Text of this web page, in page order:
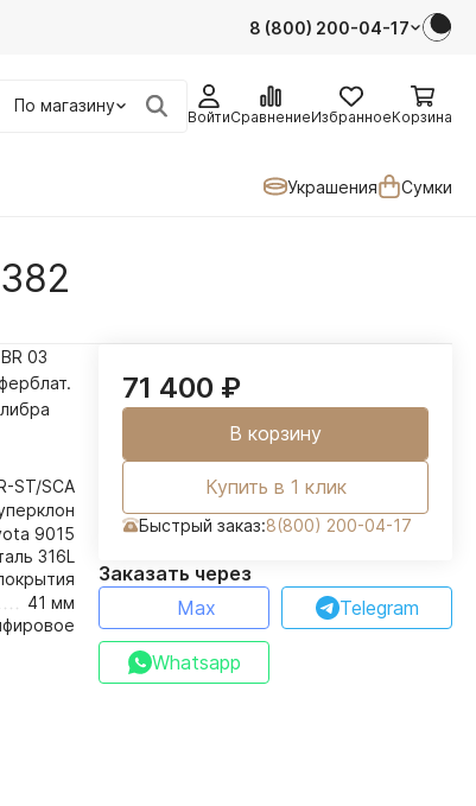
8 (800) 200-04-17
По магазину
ВойтиСравнениеИзбранноеКорзина
Украшения Сумки
03
ST/SCA
9015
316L
41 мм
71 400 ₽
В корзину
Купить в 1 клик
Быстрый заказ:8(800) 200-04-17
Заказать через
Max
Telegram
Whatsapp